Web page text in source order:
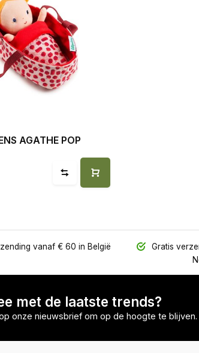
AGATHE POP
vanaf € 60 in België
Gratis
met de laatste trends?
onze nieuwsbrief om op de hoogte te blijven.